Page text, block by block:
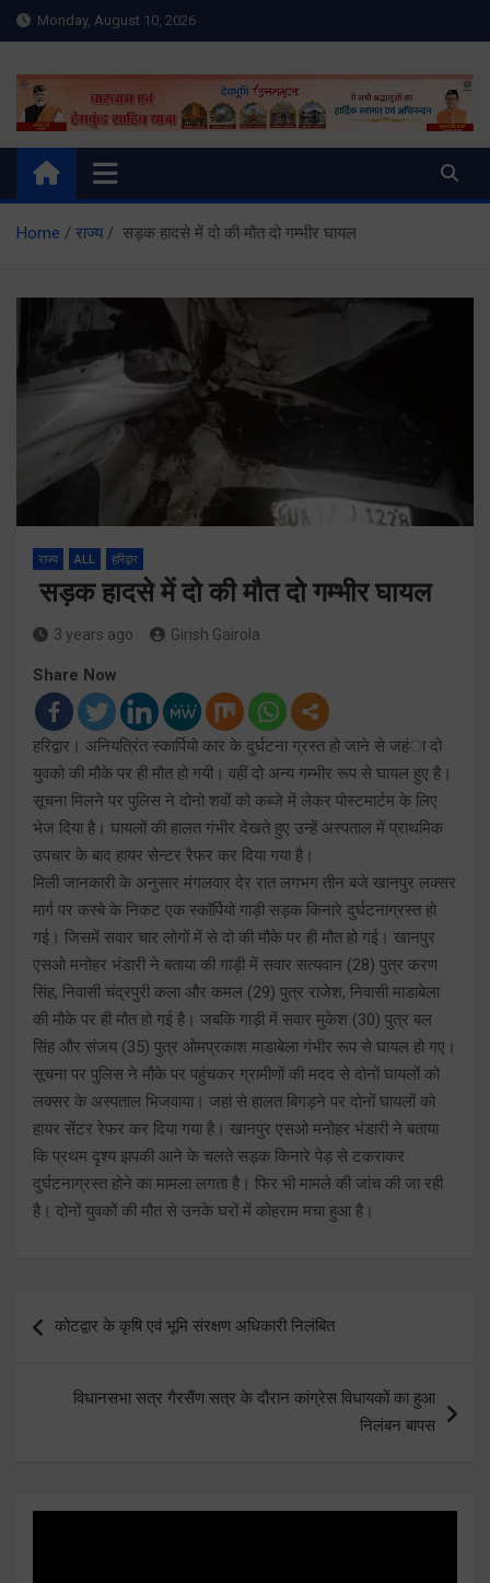
Skip
to
Monday, August 10, 2026
Meru Raibar | Uttarakhand
News | Uttarkashi News
meruraibar.com
Home राज्य सड़क हादसे में दो की मौत दो गम्भीर घायल
राज्य ALL हरिद्वार
सड़क हादसे में दो की मौत दो गम्भीर घायल
3 years ago Girish Gairola
Share Now
हरिद्वार। अनियत्रिंत स्कार्पियो कार के दुर्घटना ग्रस्त हो जाने से जहंा दो
युवको की मौके पर ही मौत हो गयी। वहीं दो अन्य गम्भीर रूप से घायल हुए है।
सूचना मिलने पर पुलिस ने दोनो शवों को कब्जे में लेकर पोस्टमार्टम के लिए
भेज दिया है। घायलों की हालत गंभीर देखते हुए उन्हें अस्पताल में प्राथमिक
उपचार के बाद हायर सेन्टर रैफर कर दिया गया है।
मिली जानकारी के अनुसार मंगलवार देर रात लगभग तीन बजे खानपुर लक्सर
मार्ग पर कस्बे के निकट एक स्कॉर्पियो गाड़ी सड़क किनारे दुर्घटनाग्रस्त हो
गई। जिसमें सवार चार लोगों में से दो की मौके पर ही मौत हो गई। खानपुर
एसओ मनोहर भंडारी ने बताया की गाड़ी में सवार सत्यवान (28) पुत्र करण
सिंह, निवासी चंद्रपुरी कला और कमल (29) पुत्र राजेश, निवासी माडाबेला
की मौके पर ही मौत हो गई है। जबकि गाड़ी में सवार मुकेश (30) पुत्र बल
सिंह और संजय (35) पुत्र ओमप्रकाश माडाबेला गंभीर रूप से घायल हो गए।
सूचना पर पुलिस ने मौके पर पहुंचकर ग्रामीणों की मदद से दोनों घायलों को
लक्सर के अस्पताल भिजवाया। जहां से हालत बिगड़ने पर दोनों घायलों को
हायर सेंटर रेफर कर दिया गया है। खानपुर एसओ मनोहर भंडारी ने बताया
कि प्रथम दृश्य झपकी आने के चलते सड़क किनारे पेड़ से टकराकर
दुर्घटनाग्रस्त होने का मामला लगता है। फिर भी मामले की जांच की जा रही
है। दोनों युवकों की मौत से उनके घरों में कोहराम मचा हुआ है।
navigation
कोटद्वार के कृषि एवं भूमि संरक्षण अधिकारी निलंबित
विधानसभा सत्र गैरसैंण सत्र के दौरान कांग्रेस विधायकों का हुआ
निलंबन बापस